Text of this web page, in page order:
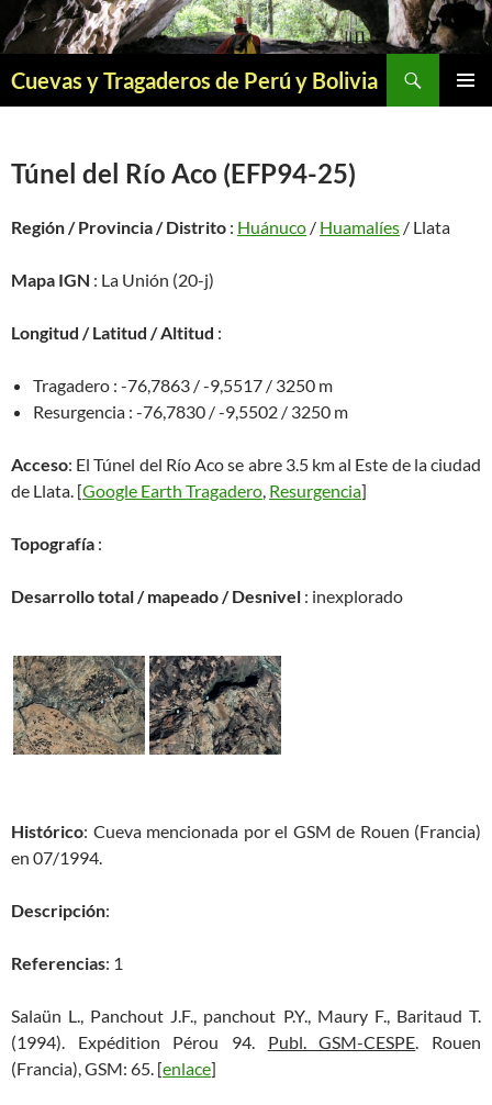
Saltar
al
Cuevas y Tragaderos de Perú y Bolivia
Túnel del Río Aco (EFP94-25)
Región / Provincia / Distrito : Huánuco / Huamalíes / Llata
Mapa IGN : La Unión (20-j)
Longitud / Latitud / Altitud :
Tragadero : -76,7863 / -9,5517 / 3250 m
Resurgencia : -76,7830 / -9,5502 / 3250 m
Acceso: El Túnel del Río Aco se abre 3.5 km al Este de la ciudad
de Llata. [Google Earth Tragadero, Resurgencia]
Topografía :
Desarrollo total / mapeado / Desnivel : inexplorado
Histórico: Cueva mencionada por el GSM de Rouen (Francia)
en 07/1994.
Descripción:
Referencias: 1
Salaün L., Panchout J.F., panchout P.Y., Maury F., Baritaud T.
(1994). Expédition Pérou 94. Publ. GSM-CESPE. Rouen
(Francia), GSM: 65. [enlace]